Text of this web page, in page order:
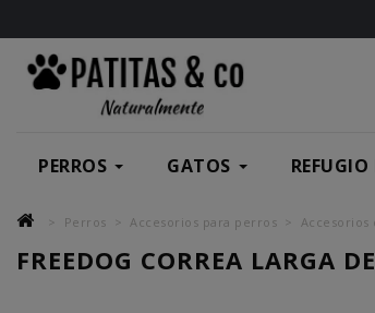
PERROS GATOS
Perros Accesorios para perros Accesorios
FREEDOG CORREA LARGA